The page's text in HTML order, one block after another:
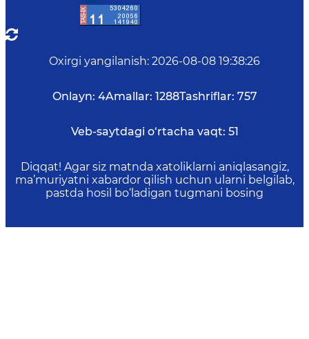
Oxirgi yangilanish: 2026-08-08 19:38:26
Onlayn: 4Amallar: 1288Tashriflar: 757
Veb-saytdagi o‘rtacha vaqt: 51
Diqqat! Agar siz matnda xatoliklarni aniqlasangiz,
ma’muriyatni xabardor qilish uchun ularni belgilab,
pastda hosil bo‘ladigan tugmani bosing